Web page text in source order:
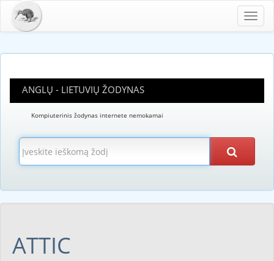
ANGLŲ - LIETUVIŲ ŽODYNAS
Kompiuterinis žodynas internete nemokamai
ATTIC